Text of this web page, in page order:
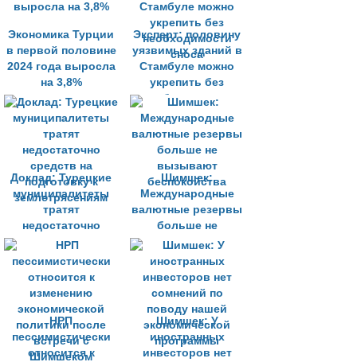
Экономика Турции
в первой половине
2024 года выросла
на 3,8%
Эксперт: половину
уязвимых зданий в
Стамбуле можно
укрепить без
необходимости
сноса
Доклад: Турецкие
муниципалитеты
тратят
недостаточно
средств на
подготовку к
землетрясениям
Шимшек:
Международные
валютные резервы
больше не
вызывают
беспокойства
НРП
пессимистически
относится к
Шимшек: У
иностранных
инвесторов нет